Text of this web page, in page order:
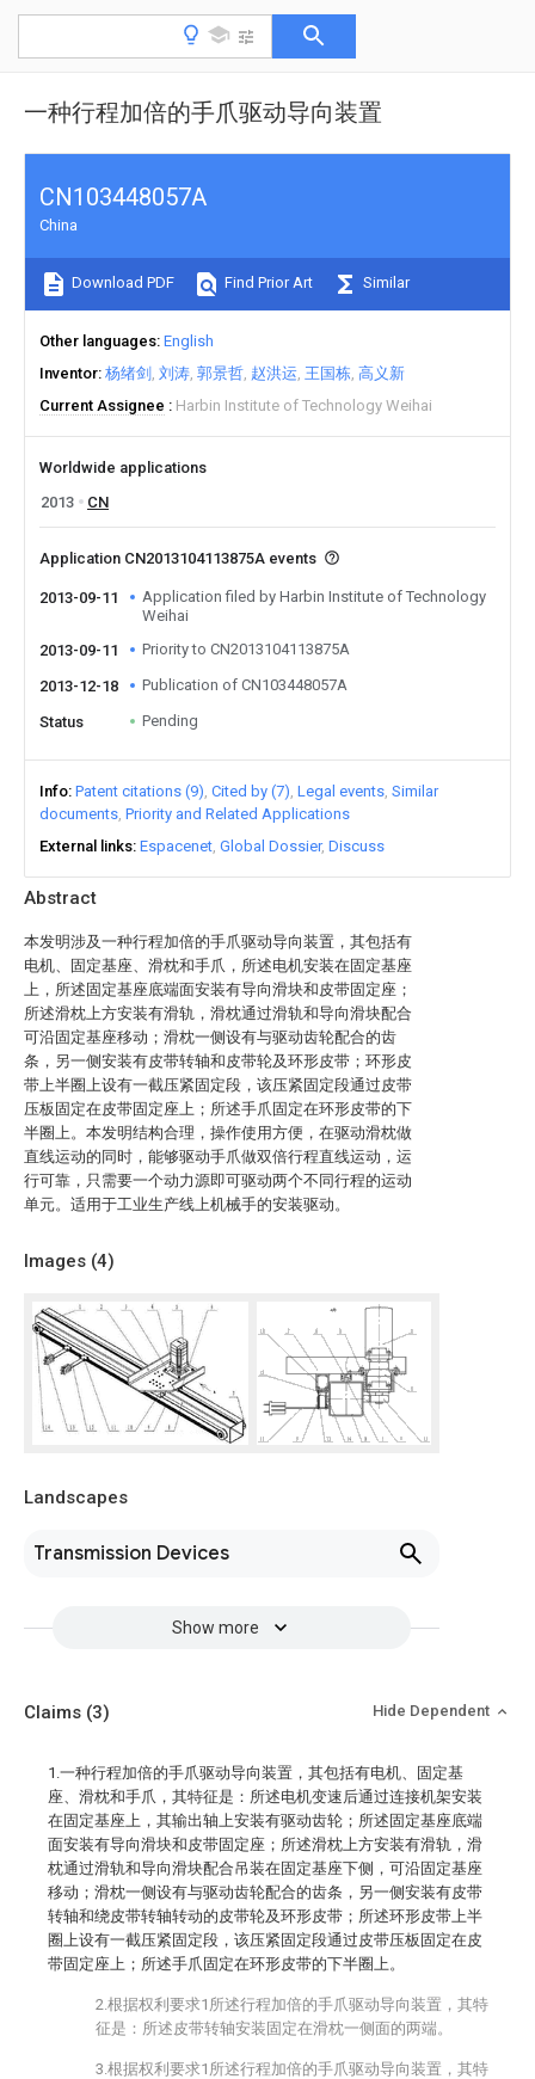
一种行程加倍的手爪驱动导向装置
Abstract
本发明涉及一种行程加倍的手爪驱动导向装置，其包括有
电机、固定基座、滑枕和手爪，所述电机安装在固定基座
上，所述固定基座底端面安装有导向滑块和皮带固定座；
所述滑枕上方安装有滑轨，滑枕通过滑轨和导向滑块配合
可沿固定基座移动；滑枕一侧设有与驱动齿轮配合的齿
条，另一侧安装有皮带转轴和皮带轮及环形皮带；环形皮
带上半圈上设有一截压紧固定段，该压紧固定段通过皮带
压板固定在皮带固定座上；所述手爪固定在环形皮带的下
半圈上。本发明结构合理，操作使用方便，在驱动滑枕做
直线运动的同时，能够驱动手爪做双倍行程直线运动，运
行可靠，只需要一个动力源即可驱动两个不同行程的运动
单元。适用于工业生产线上机械手的安装驱动。
Images (4)
Landscapes
Transmission Devices
Show more
CN103448057A
China
Download PDF Find Prior Art Similar
Other languages English
Inventor 杨绪剑 刘涛 郭景哲 赵洪运 王国栋 高义新
Current Assignee
Harbin Institute of Technology Weihai
Worldwide applications
2013
CN
Application CN2013104113875A events
2013-09-11
Application filed by Harbin Institute of Technology
Weihai
2013-09-11
Priority to CN2013104113875A
2013-12-18 Publication of CN103448057A
Status Pending
Info Patent citations (9) Cited by (7) Legal events Similar
documents Priority and Related Applications
External links Espacenet Global Dossier Discuss
Claims (3) Hide Dependent
1.一种行程加倍的手爪驱动导向装置，其包括有电机、固定基
座、滑枕和手爪，其特征是：所述电机变速后通过连接机架安装
在固定基座上，其输出轴上安装有驱动齿轮；所述固定基座底端
面安装有导向滑块和皮带固定座；所述滑枕上方安装有滑轨，滑
枕通过滑轨和导向滑块配合吊装在固定基座下侧，可沿固定基座
移动；滑枕一侧设有与驱动齿轮配合的齿条，另一侧安装有皮带
转轴和绕皮带转轴转动的皮带轮及环形皮带；所述环形皮带上半
圈上设有一截压紧固定段，该压紧固定段通过皮带压板固定在皮
带固定座上；所述手爪固定在环形皮带的下半圈上。
2.根据权利要求1所述行程加倍的手爪驱动导向装置，其特
征是：所述皮带转轴安装固定在滑枕一侧面的两端。
3.根据权利要求1所述行程加倍的手爪驱动导向装置，其特